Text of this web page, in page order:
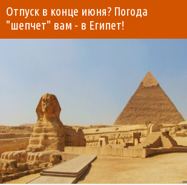
Отпуск в конце июня? Погода
"шепчет" вам - в Египет!